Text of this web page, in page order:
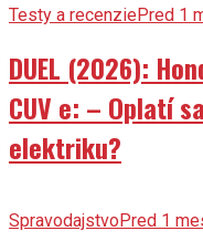
Testy a recenziePred 1
DUEL (2026):
CUV e: – Oplatí
elektriku?
SpravodajstvoPred 1